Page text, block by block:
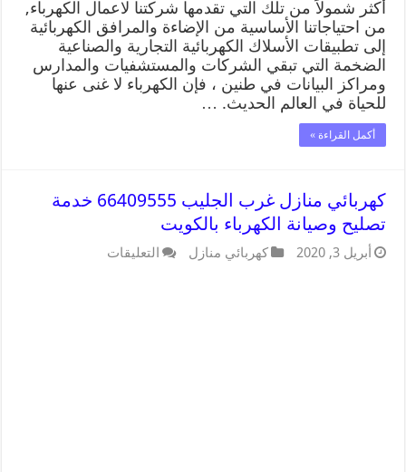
أكثر شمولاً من تلك التي تقدمها شركتنا لاعمال الكهرباء,
من احتياجاتنا الأساسية من الإضاءة والمرافق الكهربائية
إلى تطبيقات الأسلاك الكهربائية التجارية والصناعية
الضخمة التي تبقي الشركات والمستشفيات والمدارس
ومراكز البيانات في طنين ، فإن الكهرباء لا غنى عنها
للحياة في العالم الحديث. …
أكمل القراءة »
كهربائي منازل غرب الجليب 66409555 خدمة
تصليح وصيانة الكهرباء بالكويت
أبريل 3, 2020 كهربائي منازل التعليقات